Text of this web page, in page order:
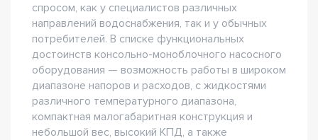
спросом, как у специалистов различных
направлений водоснабжения, так и у обычных
потребителей. В списке функциональных
достоинств консольно-моноблочного насосного
оборудования — возможность работы в широком
диапазоне напоров и расходов, с жидкостями
различного температурного диапазона,
компактная малогабаритная конструкция и
небольшой вес, высокий КПД, а также